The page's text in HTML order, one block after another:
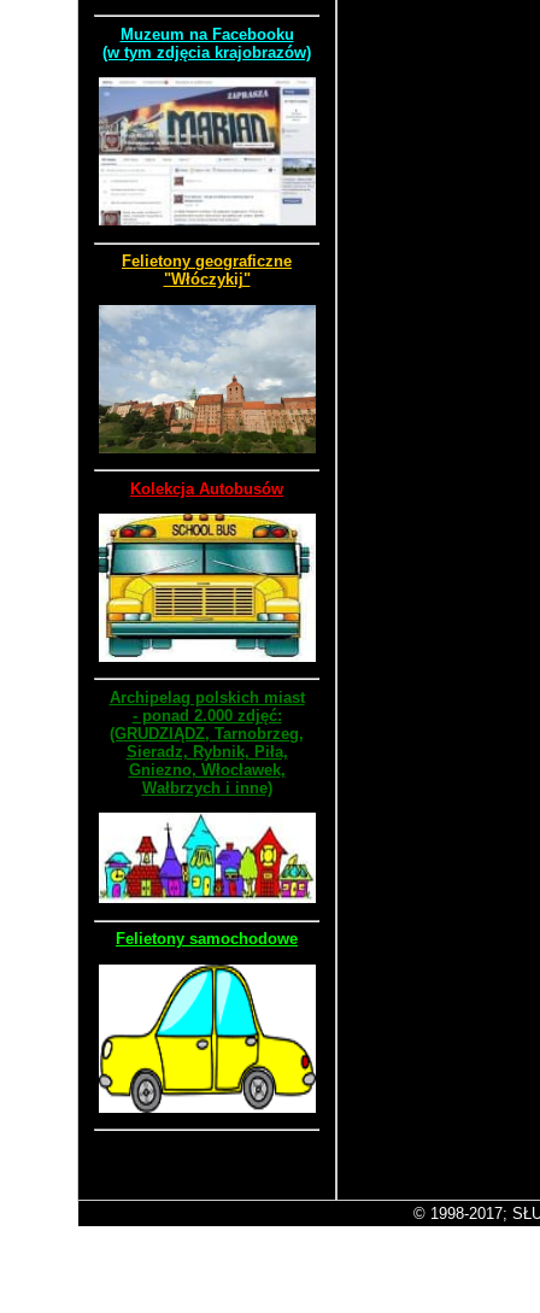
Muzeum na Facebooku
(w tym zdjęcia krajobrazów)
Felietony geograficzne
"Włóczykij"
Kolekcja Autobusów
Archipelag polskich miast
- ponad 2.000 zdjęć:
(GRUDZIĄDZ, Tarnobrzeg,
Sieradz, Rybnik, Piła,
Gniezno, Włocławek,
Wałbrzych i inne)
Felietony samochodowe
© 1998-2017;